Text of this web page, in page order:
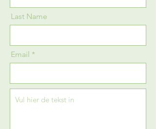
Last Name
Email